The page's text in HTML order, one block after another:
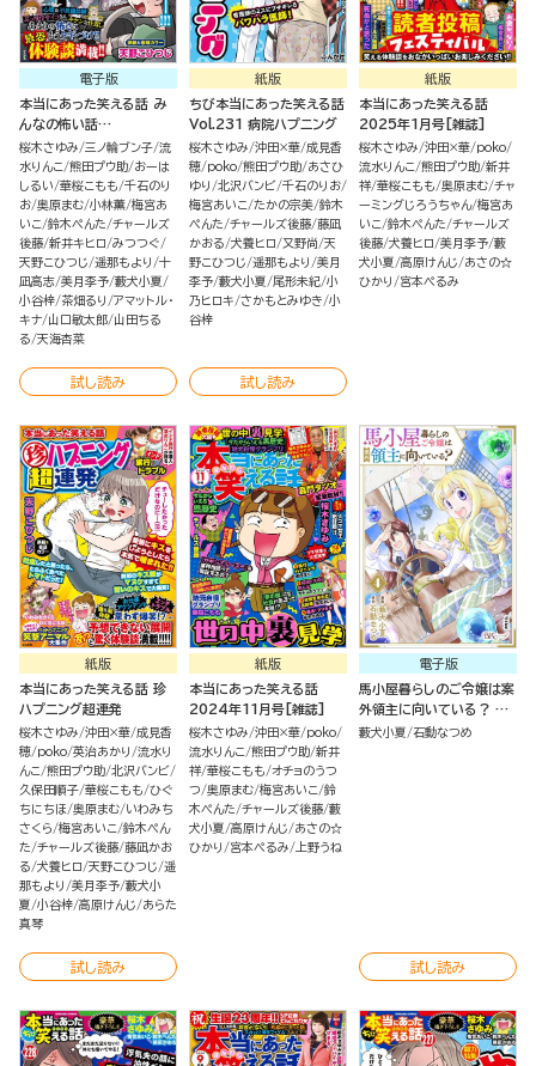
電子版
本当にあった笑える話 み
んなの怖い話
2024→2025冬
桜木さゆみ 三ノ輪ブン子 流
水りんこ 熊田プウ助 おーは
しるい 華桜こもも 千石のり
お 奥原まむ 小林薫 梅宮あ
いこ 鈴木ぺんた チャールズ
後藤 新井キヒロ みつつぐ
天野こひつじ 遥那もより
十
凪高志 美月李予 藪犬小夏
小谷梓 茶畑るり
アマットル・
キナ 山口敏太郎 山田ちる
る 天海杏菜
試し読み
紙版
ちび本当にあった笑える話
Vol.231 病院ハプニング
桜木さゆみ 沖田×華 成見香
穂 poko 熊田プウ助 あさひ
ゆり
北沢バンビ 千石のりお
梅宮あいこ たかの宗美 鈴木
ぺんた チャールズ後藤 藤凪
かおる 犬養ヒロ 又野尚 天
野こひつじ 遥那もより
美月
李予 藪犬小夏 尾形未紀 小
乃ヒロキ さかもとみゆき 小
谷梓
試し読み
紙版
本当にあった笑える話
2025年1月号[雑誌]
桜木さゆみ 沖田×華 poko
流水りんこ 熊田プウ助 新井
祥 華桜こもも 奥原まむ チャ
ーミングじろうちゃん 梅宮あ
いこ 鈴木ぺんた チャールズ
後藤 犬養ヒロ 美月李予 藪
犬小夏 高原けんじ
あさの☆
ひかり
宮本ぺるみ
紙版
本当にあった笑える話 珍
ハプニング超連発
桜木さゆみ 沖田×華 成見香
穂 poko 英治あかり
流水り
んこ 熊田プウ助 北沢バンビ
久保田順子 華桜こもも ひぐ
ちにちほ 奥原まむ いわみち
さくら 梅宮あいこ 鈴木ぺん
た チャールズ後藤 藤凪かお
る 犬養ヒロ 天野こひつじ 遥
那もより
美月李予 藪犬小
夏 小谷梓 高原けんじ
あらた
真琴
試し読み
紙版
本当にあった笑える話
2024年11月号[雑誌]
桜木さゆみ 沖田×華 poko
流水りんこ 熊田プウ助 新井
祥 華桜こもも オチョのうつ
つ 奥原まむ 梅宮あいこ 鈴
木ぺんた チャールズ後藤 藪
犬小夏 高原けんじ
あさの☆
ひかり
宮本ぺるみ 上野うね
電子版
馬小屋暮らしのご令嬢は案
外領主に向いている？ コ
ミック版 （4）
藪犬小夏 石動なつめ
試し読み